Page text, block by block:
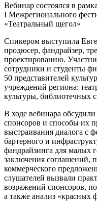
Вебинар состоялся в
I Межрегионального
«Театральный щегол»
Спикером выступила
продюсер, фандрайзер,
проектированию.
сотрудники и студенты
50 представителей
учреждений региона:
культуры, библиотечных
В ходе вебинара
спонсоров и способы их
выстраивания диалога с
бартерного и
фандрайзинга для малых
заключения соглашений,
коммерческого
слушателей вызвали
возражений спонсоров,
а также анализ «красных